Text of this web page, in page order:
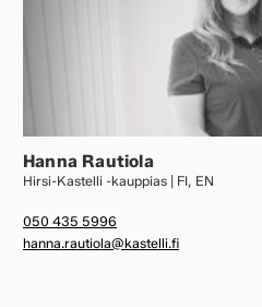
Hanna Rautiola
Hirsi-Kastelli -kauppias | FI, EN
050 435 5996
hanna.rautiola@kastelli.fi